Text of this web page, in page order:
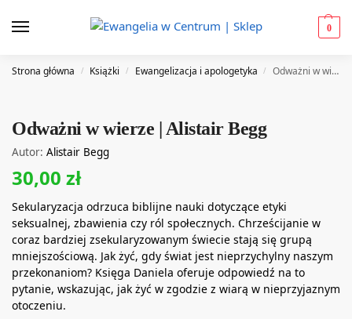
0
Strona główna / Książki / Ewangelizacja i apologetyka / Odważni w wierze | Alistair Begg
Odważni w wierze | Alistair Begg
Autor: Alistair Begg
30,00 zł
Sekularyzacja odrzuca biblijne nauki dotyczące etyki
seksualnej, zbawienia czy ról społecznych. Chrześcijanie w
coraz bardziej zsekularyzowanym świecie stają się grupą
mniejszościową. Jak żyć, gdy świat jest nieprzychylny naszym
przekonaniom? Księga Daniela oferuje odpowiedź na to
pytanie, wskazując, jak żyć w zgodzie z wiarą w nieprzyjaznym
otoczeniu.